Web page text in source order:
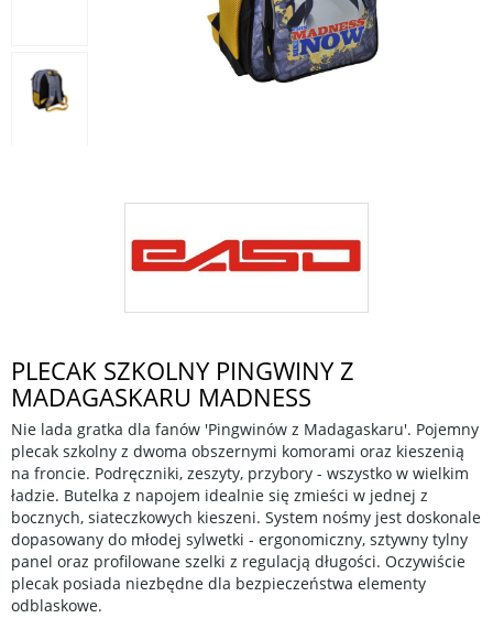
PLECAK SZKOLNY PINGWINY Z
MADAGASKARU MADNESS
Nie lada gratka dla fanów 'Pingwinów z Madagaskaru'. Pojemny
plecak szkolny z dwoma obszernymi komorami oraz kieszenią
na froncie. Podręczniki, zeszyty, przybory - wszystko w wielkim
ładzie. Butelka z napojem idealnie się zmieści w jednej z
bocznych, siateczkowych kieszeni. System nośmy jest doskonale
dopasowany do młodej sylwetki - ergonomiczny, sztywny tylny
panel oraz profilowane szelki z regulacją długości. Oczywiście
plecak posiada niezbędne dla bezpieczeństwa elementy
odblaskowe.